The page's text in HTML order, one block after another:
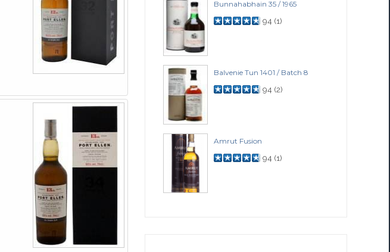
Bunnahabhain 35 / 1965
94 (1)
Balvenie Tun 1401 / Batch 8
94 (2)
Amrut Fusion
94 (1)